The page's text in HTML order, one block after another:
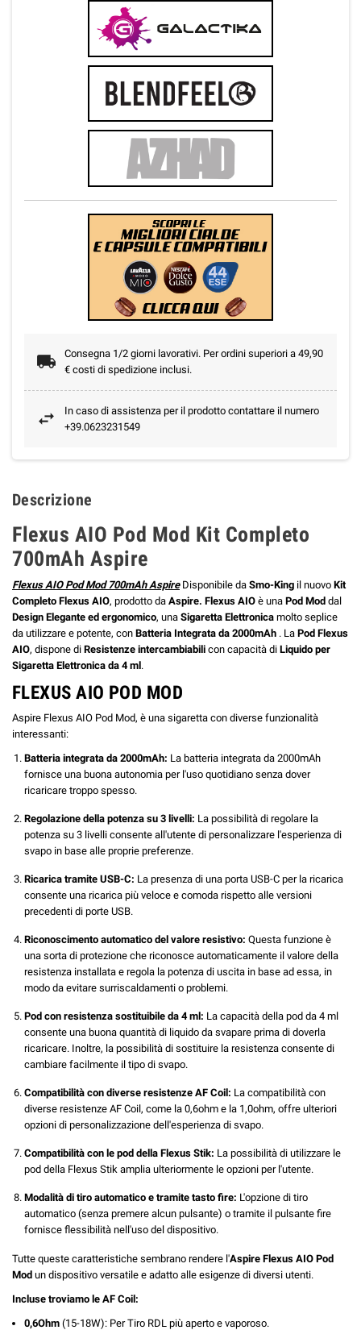
Consegna 1/2 giorni lavorativi. Per ordini superiori a 49,90
€ costi di spedizione inclusi.
In caso di assistenza per il prodotto contattare il numero
+39.0623231549
Descrizione
Flexus AIO Pod Mod Kit Completo
700mAh Aspire
Flexus AIO Pod Mod 700mAh AspireDisponibile da Smo-King il nuovo Kit
Completo Flexus AIO, prodotto da Aspire. Flexus AIO è una Pod Mod dal
Design Elegante ed ergonomico, una Sigaretta Elettronica molto seplice
da utilizzare e potente, con Batteria Integrata da 2000mAh . La Pod Flexus
AIO, dispone di Resistenze intercambiabili con capacità di Liquido per
Sigaretta Elettronica da 4 ml.
FLEXUS AIO POD MOD
Aspire Flexus AIO Pod Mod, è una sigaretta con diverse funzionalità
interessanti:
Batteria integrata da 2000mAh: La batteria integrata da 2000mAh
fornisce una buona autonomia per l'uso quotidiano senza dover
ricaricare troppo spesso.
Regolazione della potenza su 3 livelli: La possibilità di regolare la
potenza su 3 livelli consente all'utente di personalizzare l'esperienza di
svapo in base alle proprie preferenze.
Ricarica tramite USB-C: La presenza di una porta USB-C per la ricarica
consente una ricarica più veloce e comoda rispetto alle versioni
precedenti di porte USB.
Riconoscimento automatico del valore resistivo: Questa funzione è
una sorta di protezione che riconosce automaticamente il valore della
resistenza installata e regola la potenza di uscita in base ad essa, in
modo da evitare surriscaldamenti o problemi.
Pod con resistenza sostituibile da 4 ml: La capacità della pod da 4 ml
consente una buona quantità di liquido da svapare prima di doverla
ricaricare. Inoltre, la possibilità di sostituire la resistenza consente di
cambiare facilmente il tipo di svapo.
Compatibilità con diverse resistenze AF Coil: La compatibilità con
diverse resistenze AF Coil, come la 0,6ohm e la 1,0ohm, offre ulteriori
opzioni di personalizzazione dell'esperienza di svapo.
Compatibilità con le pod della Flexus Stik: La possibilità di utilizzare le
pod della Flexus Stik amplia ulteriormente le opzioni per l'utente.
Modalità di tiro automatico e tramite tasto fire: L'opzione di tiro
automatico (senza premere alcun pulsante) o tramite il pulsante fire
fornisce flessibilità nell'uso del dispositivo.
Tutte queste caratteristiche sembrano rendere l'Aspire Flexus AIO Pod
Mod un dispositivo versatile e adatto alle esigenze di diversi utenti.
Incluse troviamo le AF Coil:
0,6Ohm (15-18W): Per Tiro RDL più aperto e vaporoso.